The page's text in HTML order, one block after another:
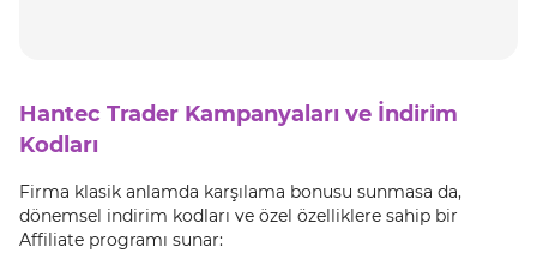
Hantec Trader Kampanyaları ve İndirim
Kodları
Firma klasik anlamda karşılama bonusu sunmasa da,
dönemsel indirim kodları ve özel özelliklere sahip bir
Affiliate programı sunar: